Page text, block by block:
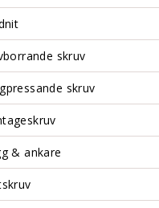
skruv
skruv
& ankare